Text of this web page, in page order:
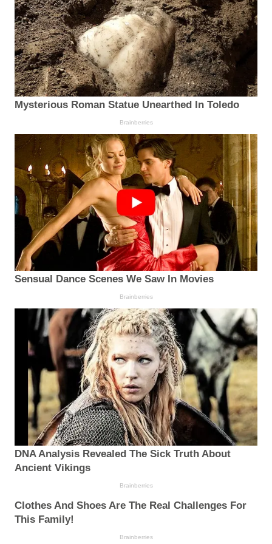
Mysterious Roman Statue Unearthed In Toledo
Brainberries
Sensual Dance Scenes We Saw In Movies
Brainberries
DNA Analysis Revealed The Sick Truth About
Ancient Vikings
Brainberries
Clothes And Shoes Are The Real Challenges For
This Family!
Brainberries